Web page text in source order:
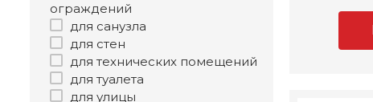
ограждений
для санузла
для стен
для технических помещений
для туалета
для улицы